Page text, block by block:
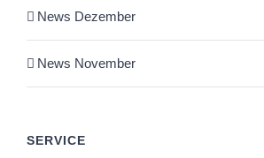
News Dezember
News November
SERVICE